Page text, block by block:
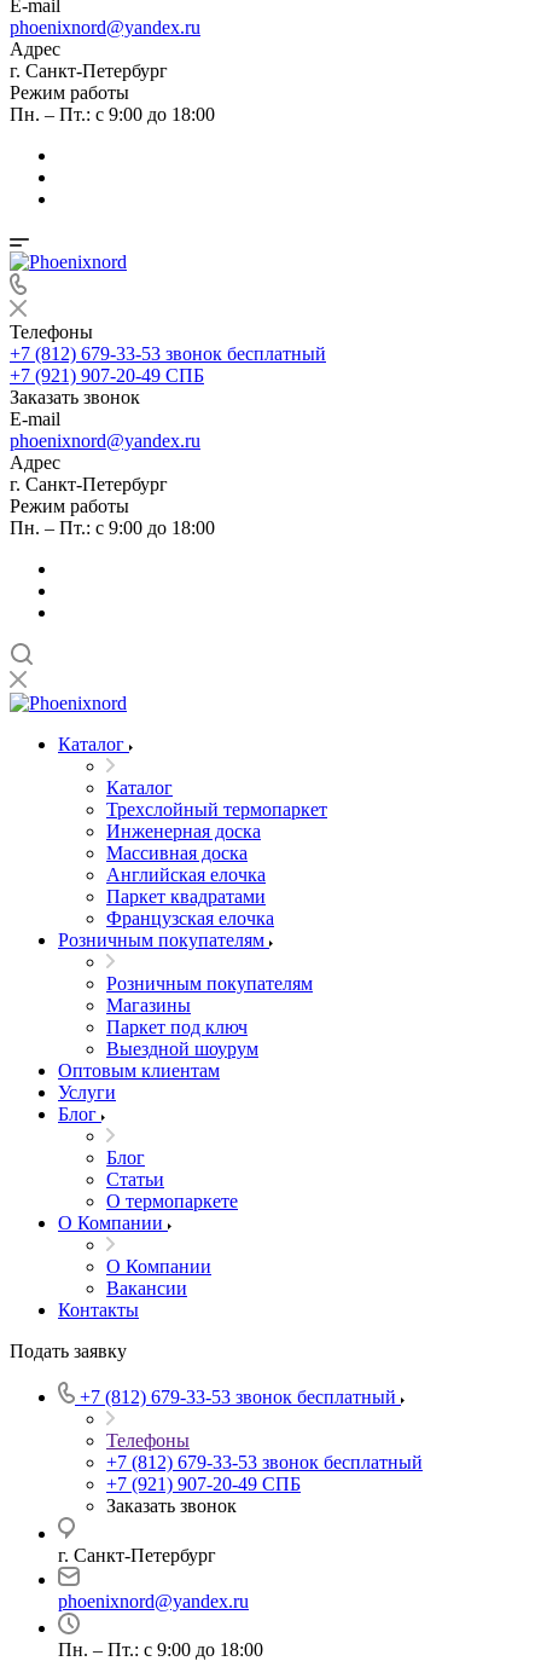
E-mail
phoenixnord@yandex.ru
Адрес
г. Санкт-Петербург
Режим работы
Пн. – Пт.: с 9:00 до 18:00
Телефоны
+7 (812) 679-33-53 звонок бесплатный
+7 (921) 907-20-49 СПБ
Заказать звонок
E-mail
phoenixnord@yandex.ru
Адрес
г. Санкт-Петербург
Режим работы
Пн. – Пт.: с 9:00 до 18:00
Каталог
Каталог
Трехслойный термопаркет
Инженерная доска
Массивная доска
Английская елочка
Паркет квадратами
Французская елочка
Розничным покупателям
Розничным покупателям
Магазины
Паркет под ключ
Выездной шоурум
Оптовым клиентам
Услуги
Блог
Блог
Статьи
О термопаркете
О Компании
О Компании
Вакансии
Контакты
Подать заявку
+7 (812) 679-33-53 звонок бесплатный
Телефоны
+7 (812) 679-33-53 звонок бесплатный
+7 (921) 907-20-49 СПБ
Заказать звонок
г. Санкт-Петербург
phoenixnord@yandex.ru
Пн. – Пт.: с 9:00 до 18:00